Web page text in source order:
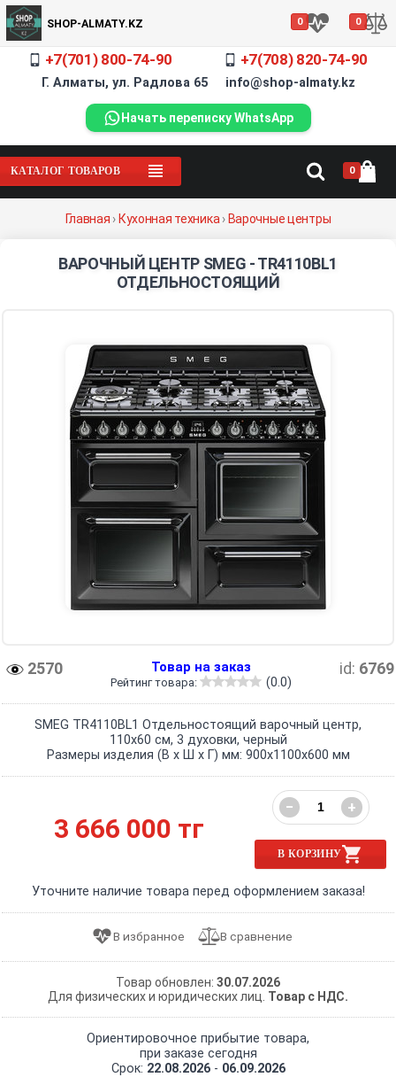
SHOP-ALMATY.KZ 0 0
+7(701) 800-74-90 +7(708) 820-74-90
Г. Алматы, ул. Радлова 65 info@shop-almaty.kz
Начать переписку WhatsApp
КАТАЛОГ ТОВАРОВ 0
Главная ›Кухонная техника ›Варочные центры
ВАРОЧНЫЙ ЦЕНТР SMEG - TR4110BL1
ОТДЕЛЬНОСТОЯЩИЙ
2570 id: 6769
Товар на заказ
Рейтинг товара: (0.0)
SMEG TR4110BL1 Отдельностоящий варочный центр,
110х60 см, 3 духовки, черный
Размеры изделия (В х Ш х Г) мм: 900x1100x600 мм
3 666 000 тг
− +
В КОРЗИНУ
Уточните наличие товара перед оформлением заказа!
Товар обновлен: 30.07.2026
Для физических и юридических лиц. Товар с НДС.
Ориентировочное прибытие товара,
при заказе сегодня
Срок: 22.08.2026- 06.09.2026